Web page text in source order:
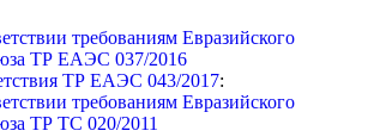
требованиям Евразийского
ТР ЕАЭС 037/2016
ТР ЕАЭС 043/2017:
требованиям Евразийского
ТР ТС 020/2011